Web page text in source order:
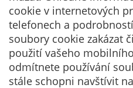
cookie v internetových
telefonech a
soubory cookie zakázat
použití vašeho
odmítnete používání
stále schopni navštívit
nebo reklamy jak
na našich
stránkách, tak na
stránkách třetích
subjektů. Díky
tomu můžeme